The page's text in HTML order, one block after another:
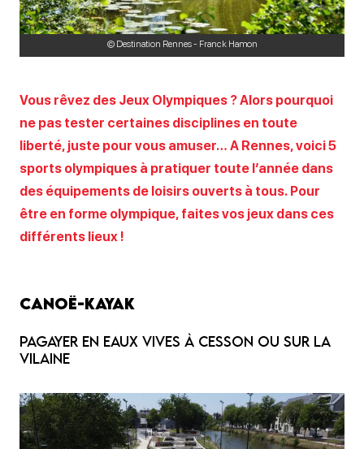
© Destination Rennes - Franck Hamon
Vous rêvez des Jeux Olympiques ? Alors pourquoi
ne pas tester certaines disciplines en toute
liberté, juste pour vous amuser… A Rennes, voici 5
sports olympiques à pratiquer toute l’année dans
des équipements de loisirs ouverts à tous. Pour
être en forme olympique, faites vos jeux dans ces
différents lieux !
Canoë-Kayak
Pagayer en eaux vives à Cesson ou sur la
Vilaine